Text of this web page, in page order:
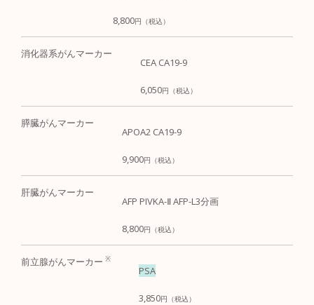
8,800円（税込）
消化器系がんマーカー
CEA CA19-9
6,050円（税込）
膵臓がんマーカー
APOA2 CA19-9
9,900円（税込）
肝臓がんマーカー
AFP PIVKA-Ⅱ AFP-L3分画
8,800円（税込）
前立腺がんマーカー ※
PSA
3,850円（税込）